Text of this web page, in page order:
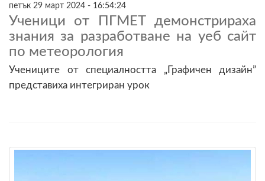
петък 29 март 2024 - 16:54:24
Ученици от ПГМЕТ демонстрираха
знания за разработване на уеб сайт
по метеорология
Учениците от специалността „Графичен дизайн”
представиха интегриран урок